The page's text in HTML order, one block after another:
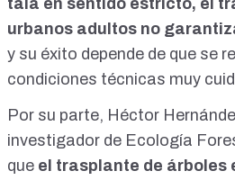
tala en sentido estricto, el
urbanos adultos no
y su éxito depende de que se
condiciones técnicas muy
Por su parte, Héctor
investigador de Ecología
que el trasplante de árboles